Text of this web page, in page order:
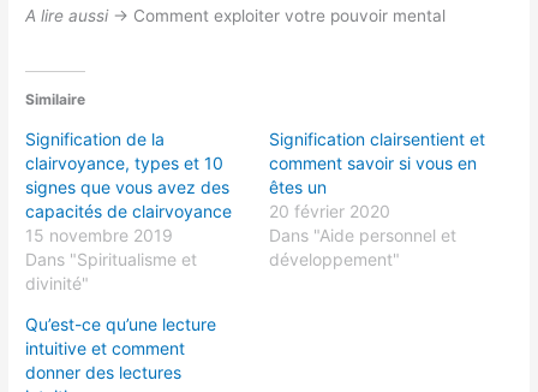
A lire aussi -> Comment exploiter votre pouvoir mental
Similaire
Signification de la
clairvoyance, types et 10
signes que vous avez des
capacités de clairvoyance
15 novembre 2019
Dans "Spiritualisme et
divinité"
Signification clairsentient et
comment savoir si vous en
êtes un
20 février 2020
Dans "Aide personnel et
développement"
Qu’est-ce qu’une lecture
intuitive et comment
donner des lectures